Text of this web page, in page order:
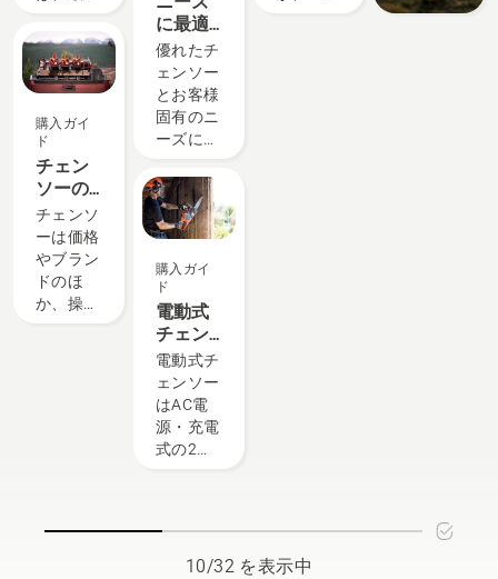
ェンを選
択するこ
とが重要
こでは、
考慮すべ
きいくつ
かのポイ
ントをご
紹介しま
す。
購入ガイ
ド
チェン
ソーの
選び方
とおす
すめの
製品を
紹介
チェンソ
ーは価格
やブラン
ドのほ
か、操作
発の原動
力となっ
ていま
す。
に最適
なチェ
ンソー
の選び
方
優れたチ
ェンソー
とお客様
固有のニ
ーズに最
ンソー
は、大き
く異なる
ります。
ハスクバ
ーナは、
最適なチ
ェンソー
を判断す
るとき
に、どの
要素が重
購入ガイ
ド
電動式
チェン
ソーの
種類と
その特
長
電動式チ
ェンソー
はAC電
源・充電
式の2種
ードが付
かず安全
前に、用
10/32 を表示中